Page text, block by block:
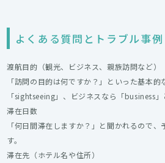
よくある質問とトラブル事例
渡航目的（観光、ビジネス、親族訪問など）
「訪問の目的は何ですか？」といった基本的
「sightseeing」、ビジネスなら「business」
滞在日数
「何日間滞在しますか？」と聞かれるので
す。
滞在先（ホテル名や住所）